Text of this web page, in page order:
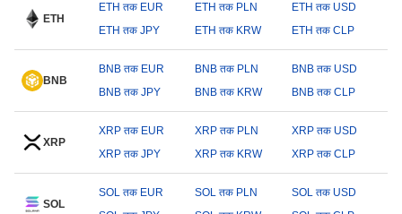
ETH
ETH तक EUR ETH तक PLN
ETH तक USD
ETH तक JPY
ETH तक KRW ETH तक CLP
BNB
BNB तक EUR BNB तक PLN
BNB तक USD
BNB तक JPY
BNB तक KRW BNB तक CLP
XRP
XRP तक EUR XRP तक PLN
XRP तक USD
XRP तक JPY
XRP तक KRW XRP तक CLP
SOL
SOL तक EUR SOL तक PLN
SOL तक USD